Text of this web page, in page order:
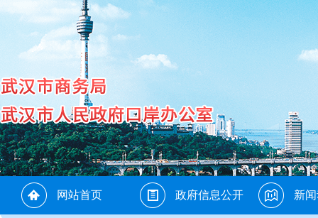
网站首页 政府信息公开 新